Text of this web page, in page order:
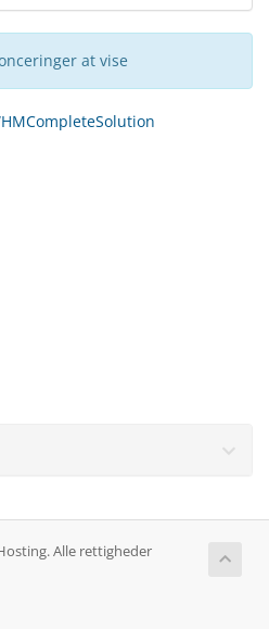
at vise
Alle rettigheder